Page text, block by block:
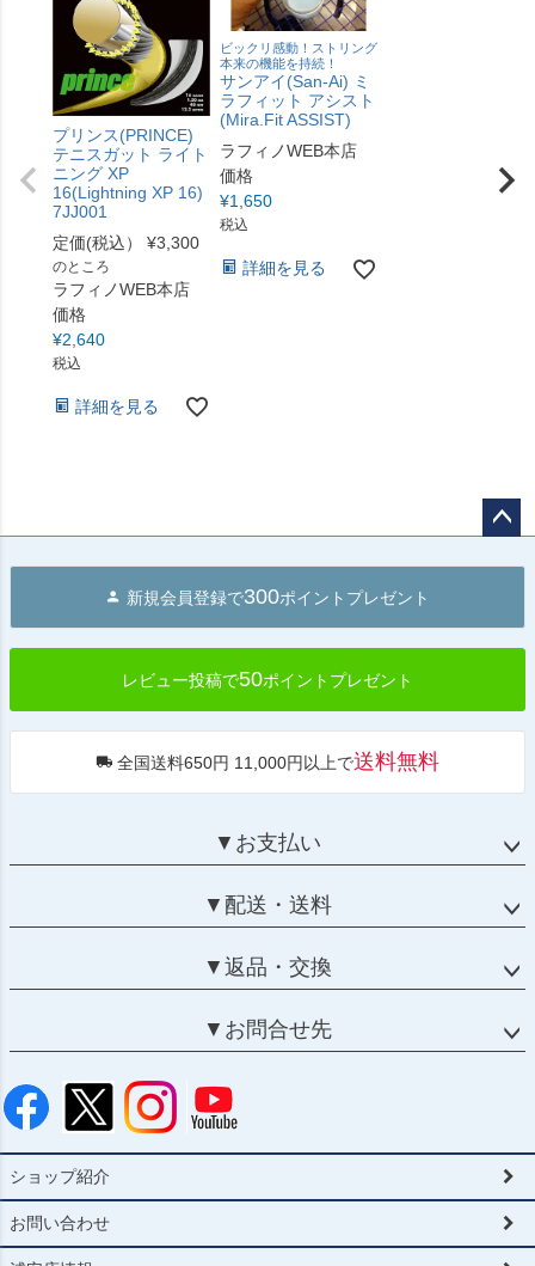
プリンス(PRINCE)
テニスガット ライト
ニング XP
16(Lightning XP 16)
7JJ001
定価(税込）
¥3,300
のところ
ラフィノWEB本店
価格
¥2,640
税込
詳細を見る
ビックリ感動！ストリング
本来の機能を持続！
サンアイ(San-Ai) ミ
ラフィット アシスト
(Mira.Fit ASSIST)
ラフィノWEB本店
価格
¥1,650
税込
詳細を見る
へ
新規会員登録で300ポイントプレゼント
レビュー投稿で50ポイントプレゼント
全国送料650円 11,000円以上で送料無料
▼お支払い
▼配送・送料
▼返品・交換
▼お問合せ先
ショップ紹介
お問い合わせ